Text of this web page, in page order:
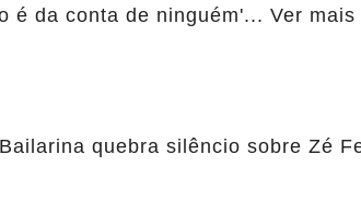
é da conta de ninguém'... Ver mais
quebra silêncio sobre Zé